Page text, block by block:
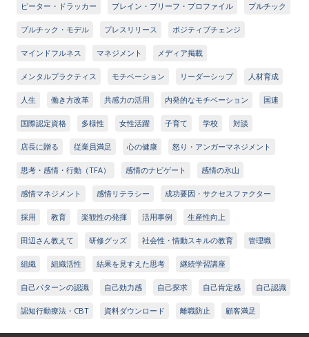
ピーター・ドラッカー ブレイン・ブリーフ・プロファイル プルチック
プルチック・モデル プレスリリース ポジティブチェンジ
マインドフルネス マネジメント メディア掲載
メンタルプラクティス モチベーション リーダーシップ 人材育成
人生 働き方改革 共感力の活用 内発的なモチベーション 国連
国際認定資格 多様性 女性活躍 子育て 学校 対談
店長に贈る 従業員満足 心の健康 怒り・アンガーマネジメント
思考・感情・行動（TFA） 感情のナビゲート 感情の氷山
感情マネジメント 感情リテラシー 成功要因・サクセスファクター
採用 教育 楽観性の発揮 活用事例 生産性向上
田辺さん教えて 研修グッズ 社会性・情動スキルの教育 管理職
組織 組織活性 結果を見すえた思考 継続学習講座
自己パターンの認識 自己効力感 自己探求 自己肯定感 自己認識
認知行動療法・CBT 資料ダウンロード 離職防止 顧客満足